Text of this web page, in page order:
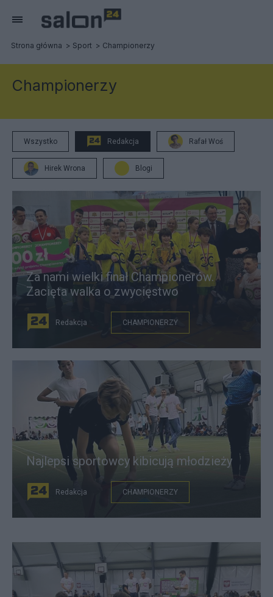
Strona główna Sport Championerzy
Championerzy
Wszystko Redakcja Rafał Woś
Hirek Wrona Blogi
Za nami wielki finał Championerów.
Zacięta walka o zwycięstwo
Redakcja CHAMPIONERZY
Najlepsi sportowcy kibicują młodzieży
Redakcja CHAMPIONERZY